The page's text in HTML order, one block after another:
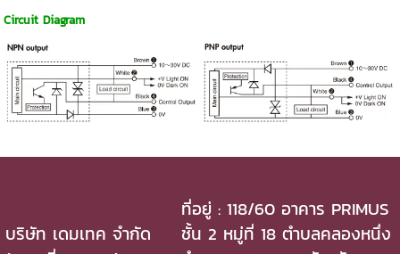
Circuit Diagram
บริษัท เดมเทค จำกัด
ที่อยู่ : 118/60 อาคาร PRIMUS
ชั้น 2 หมู่ที่ 18 ตำบลคลองหนึ่ง